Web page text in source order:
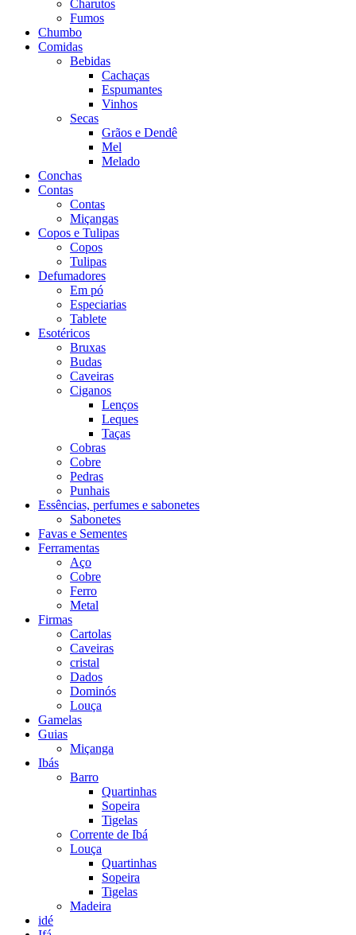
Charutos
Fumos
Chumbo
Comidas
Bebidas
Cachaças
Espumantes
Vinhos
Secas
Grãos e Dendê
Mel
Melado
Conchas
Contas
Contas
Miçangas
Copos e Tulipas
Copos
Tulipas
Defumadores
Em pó
Especiarias
Tablete
Esotéricos
Bruxas
Budas
Caveiras
Ciganos
Lenços
Leques
Taças
Cobras
Cobre
Pedras
Punhais
Essências, perfumes e sabonetes
Sabonetes
Favas e Sementes
Ferramentas
Aço
Cobre
Ferro
Metal
Firmas
Cartolas
Caveiras
cristal
Dados
Dominós
Louça
Gamelas
Guias
Miçanga
Ibás
Barro
Quartinhas
Sopeira
Tigelas
Corrente de Ibá
Louça
Quartinhas
Sopeira
Tigelas
Madeira
idé